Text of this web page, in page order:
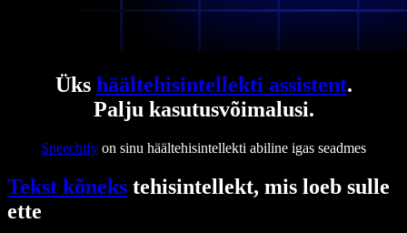
Üks häältehisintellekti assistent.
Palju kasutusvõimalusi.
Speechify on sinu häältehisintellekti abiline igas seadmes
Tekst kõneks tehisintellekt, mis loeb sulle
ette